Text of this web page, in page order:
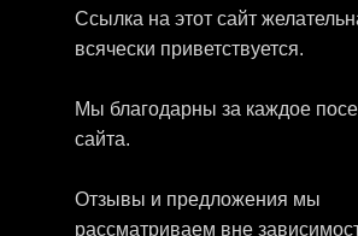
Ссылка на этот сайт
всячески приветствуется.
Мы благодарны за каждое
сайта.
Отзывы и предложения мы
рассматриваем вне